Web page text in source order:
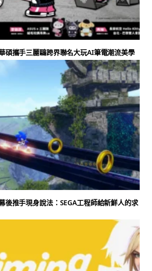
碩攜手三麗鷗跨界聯名大玩AI筆電潮流美學
後推手現身說法：SEGA工程師給新鮮人的求